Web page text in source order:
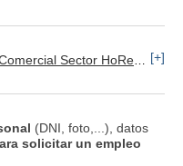
Sector HoReCa [+]
(DNI, foto,...), datos
solicitar un empleo